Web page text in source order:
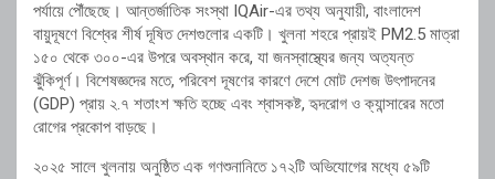
পর্যায়ে পৌঁছেছে। আন্তর্জাতিক সংস্থা IQAir-এর তথ্য অনুযায়ী, বাংলাদেশ
বায়ুদূষণে বিশ্বের শীর্ষ দূষিত দেশগুলোর একটি। খুলনা শহরে প্রায়ই PM2.5 মাত্রা
১৫০ থেকে ৩০০-এর উপরে অবস্থান করে, যা জনস্বাস্থ্যের জন্য অত্যন্ত
ঝুঁকিপূর্ণ। বিশেষজ্ঞদের মতে, পরিবেশ দূষণের কারণে দেশে মোট দেশজ উৎপাদনের
(GDP) প্রায় ২.৭ শতাংশ ক্ষতি হচ্ছে এবং শ্বাসকষ্ট, হৃদরোগ ও ক্যান্সারের মতো
রোগের প্রকোপ বাড়ছে।
২০২৫ সালে খুলনায় অনুষ্ঠিত এক গণশুনানিতে ১৭২টি অভিযোগের মধ্যে ৫৯টি